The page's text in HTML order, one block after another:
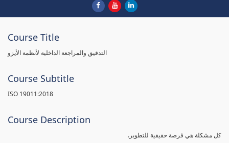
Course Title
التدقيق والمراجعة الداخلية لأنظمة الأيزو
Course Subtitle
ISO 19011:2018
Course Description
كل مشكلة هي فرصة حقيقية للتطوير.